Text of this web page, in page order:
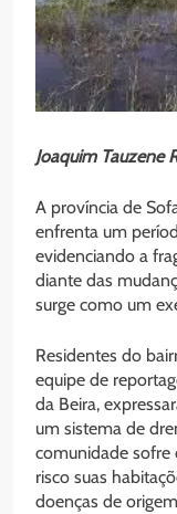
Joaquim Tauzene
A província de
enfrenta um
evidenciando a
diante das
surge como um
Residentes do
equipe de
da Beira,
um sistema de
comunidade sofre
risco suas
doenças de